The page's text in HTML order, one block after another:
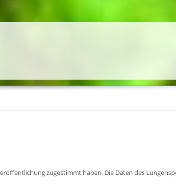
zugestimmt haben. Die Daten des